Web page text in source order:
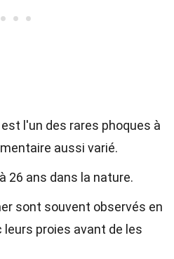
l'un des rares phoques à
aussi varié.
26 ans dans la nature.
sont souvent observés en
leurs proies avant de les